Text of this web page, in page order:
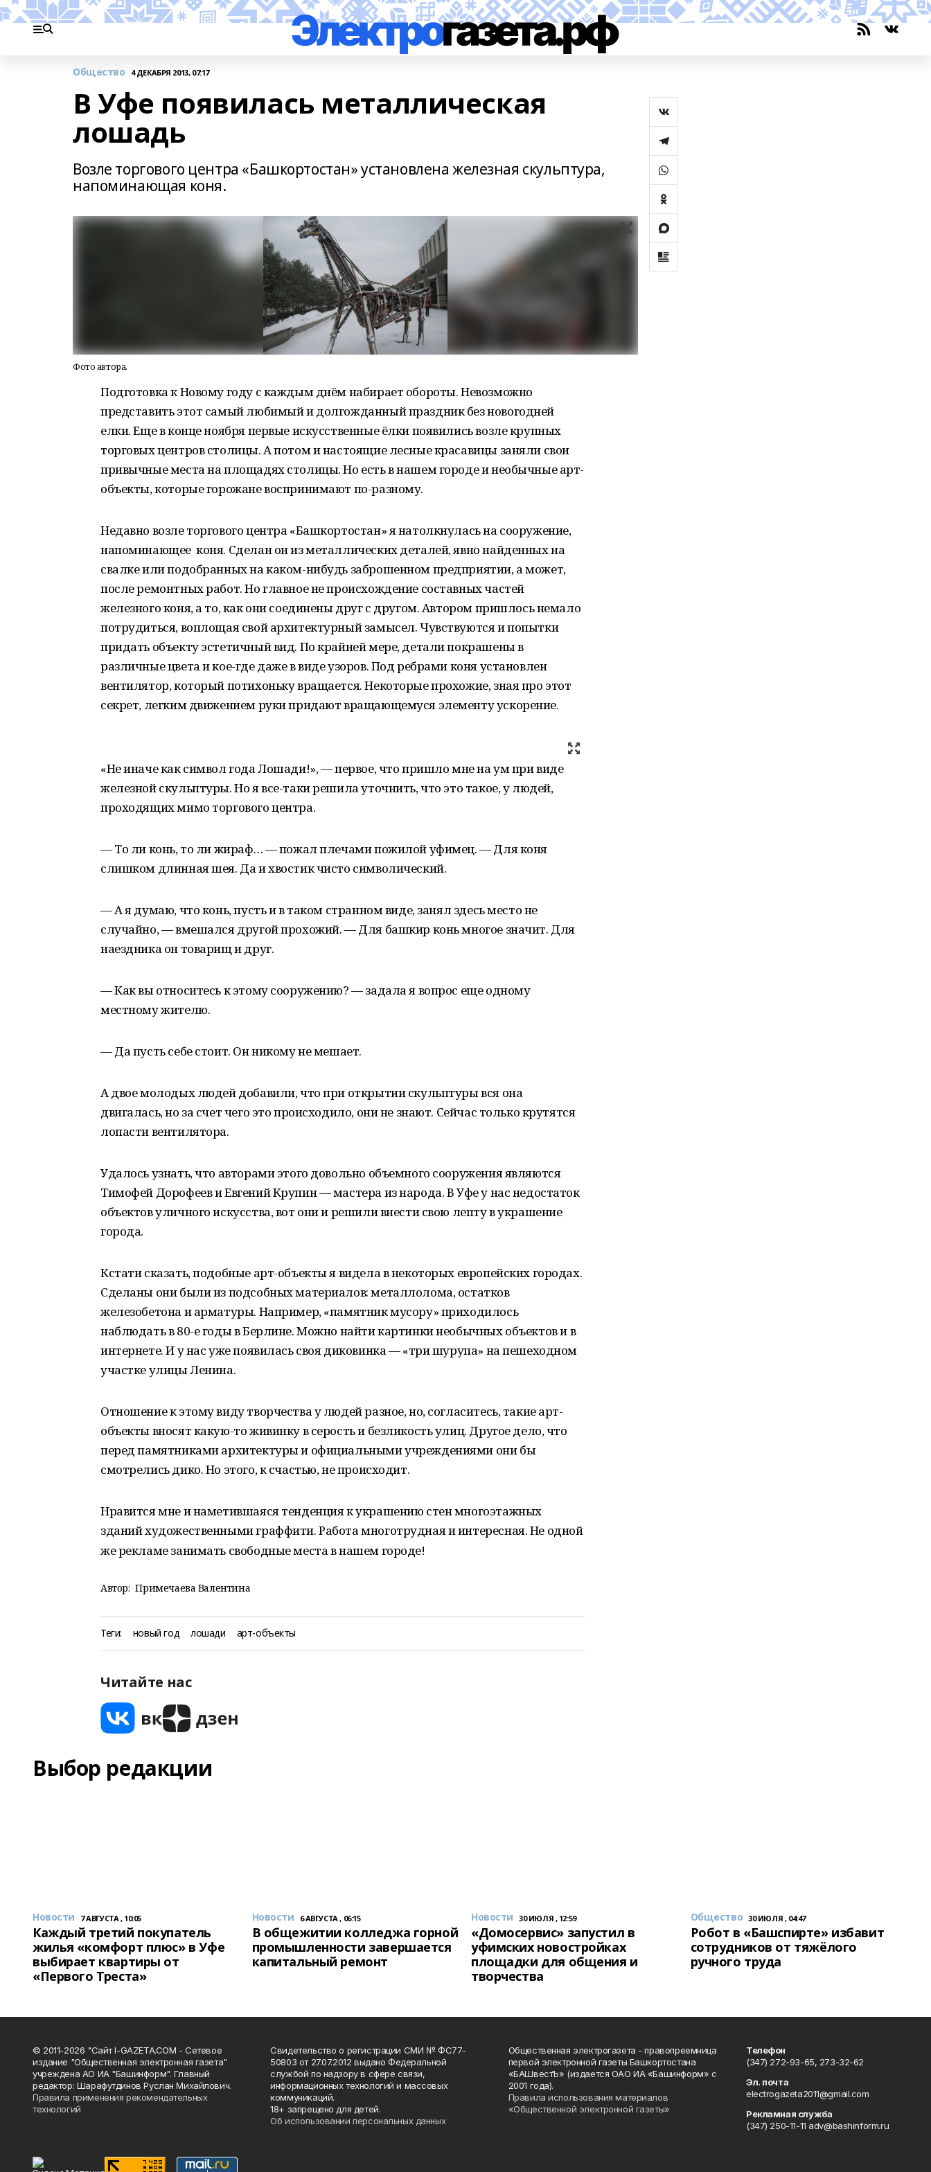
Общество 4 ДЕКАБРЯ 2013, 07:17
В Уфе появилась металлическая
лошадь
Возле торгового центра «Башкортостан» установлена железная скульптура,
напоминающая коня.
Фото автора.
Подготовка к Новому году с каждым днём набирает обороты. Невозможно
представить этот самый любимый и долгожданный праздник без новогодней
елки. Еще в конце ноября первые искусственные ёлки появились возле крупных
торговых центров столицы. А потом и настоящие лесные красавицы заняли свои
привычные места на площадях столицы. Но есть в нашем городе и необычные арт-
объекты, которые горожане воспринимают по-разному.
Недавно возле торгового центра «Башкортостан» я натолкнулась на сооружение,
напоминающее коня. Сделан он из металлических деталей, явно найденных на
свалке или подобранных на каком-нибудь заброшенном предприятии, а может,
после ремонтных работ. Но главное не происхождение составных частей
железного коня, а то, как они соединены друг с другом. Автором пришлось немало
потрудиться, воплощая свой архитектурный замысел. Чувствуются и попытки
придать объекту эстетичный вид. По крайней мере, детали покрашены в
различные цвета и кое-где даже в виде узоров. Под ребрами коня установлен
вентилятор, который потихоньку вращается. Некоторые прохожие, зная про этот
секрет, легким движением руки придают вращающемуся элементу ускорение.
«Не иначе как символ года Лошади!», — первое, что пришло мне на ум при виде
железной скульптуры. Но я все-таки решила уточнить, что это такое, у людей,
проходящих мимо торгового центра.
— То ли конь, то ли жираф… — пожал плечами пожилой уфимец. — Для коня
слишком длинная шея. Да и хвостик чисто символический.
— А я думаю, что конь, пусть и в таком странном виде, занял здесь место не
случайно, — вмешался другой прохожий. — Для башкир конь многое значит. Для
наездника он товарищ и друг.
— Как вы относитесь к этому сооружению? — задала я вопрос еще одному
местному жителю.
— Да пусть себе стоит. Он никому не мешает.
А двое молодых людей добавили, что при открытии скульптуры вся она
двигалась, но за счет чего это происходило, они не знают. Сейчас только крутятся
лопасти вентилятора.
Удалось узнать, что авторами этого довольно объемного сооружения являются
Тимофей Дорофеев и Евгений Крупин — мастера из народа. В Уфе у нас недостаток
объектов уличного искусства, вот они и решили внести свою лепту в украшение
города.
Кстати сказать, подобные арт-объекты я видела в некоторых европейских городах.
Сделаны они были из подсобных материалов: металлолома, остатков
железобетона и арматуры. Например, «памятник мусору» приходилось
наблюдать в 80-е годы в Берлине. Можно найти картинки необычных объектов и в
интернете. И у нас уже появилась своя диковинка — «три шурупа» на пешеходном
участке улицы Ленина.
Отношение к этому виду творчества у людей разное, но, согласитесь, такие арт-
объекты вносят какую-то живинку в серость и безликость улиц. Другое дело, что
перед памятниками архитектуры и официальными учреждениями они бы
смотрелись дико. Но этого, к счастью, не происходит.
Нравится мне и наметившаяся тенденция к украшению стен многоэтажных
зданий художественными граффити. Работа многотрудная и интересная. Не одной
же рекламе занимать свободные места в нашем городе!
Автор: Примечаева Валентина
Теги: новый год лошади арт-объекты
Читайте нас
Выбор редакции
Новости 7 АВГУСТА , 10:05
Каждый третий покупатель
жилья «комфорт плюс» в Уфе
выбирает квартиры от
«Первого Треста»
Новости 6 АВГУСТА , 06:15
В общежитии колледжа горной
промышленности завершается
капитальный ремонт
Новости 30 ИЮЛЯ , 12:59
«Домосервис» запустил в
уфимских новостройках
площадки для общения и
творчества
Общество 30 ИЮЛЯ , 04:47
Робот в «Башспирте» избавит
сотрудников от тяжёлого
ручного труда
© 2011-2026 "Сайт I-GAZETA.COM - Сетевое
издание "Общественная электронная газета"
учреждена АО ИА "Башинформ". Главный
редактор: Шарафутдинов Руслан Михайлович.
Правила применения рекомендательных
технологий
Свидетельство о регистрации СМИ № ФС77-
50803 от 27.07.2012 выдано Федеральной
службой по надзору в сфере связи,
информационных технологий и массовых
коммуникаций.
18+ запрещено для детей.
Об использовании персональных данных
Общественная электрогазета - правопреемница
первой электронной газеты Башкортостана
«БАШвестЪ» (издается ОАО ИА «Башинформ» с
2001 года).
Правила использования материалов
«Общественной электронной газеты»
Телефон
(347) 272-93-65, 273-32-62
Эл. почта
electrogazeta2011@gmail.com
Рекламная служба
(347) 250-11-11 adv@bashinform.ru